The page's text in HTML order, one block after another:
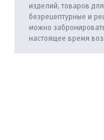
изделий, товаров
безрецептурные и
можно
настоящее время